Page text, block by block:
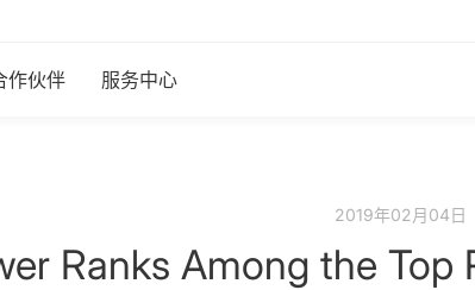
作伙伴 服务中心
2019年02月04日
Ranks Among the Top